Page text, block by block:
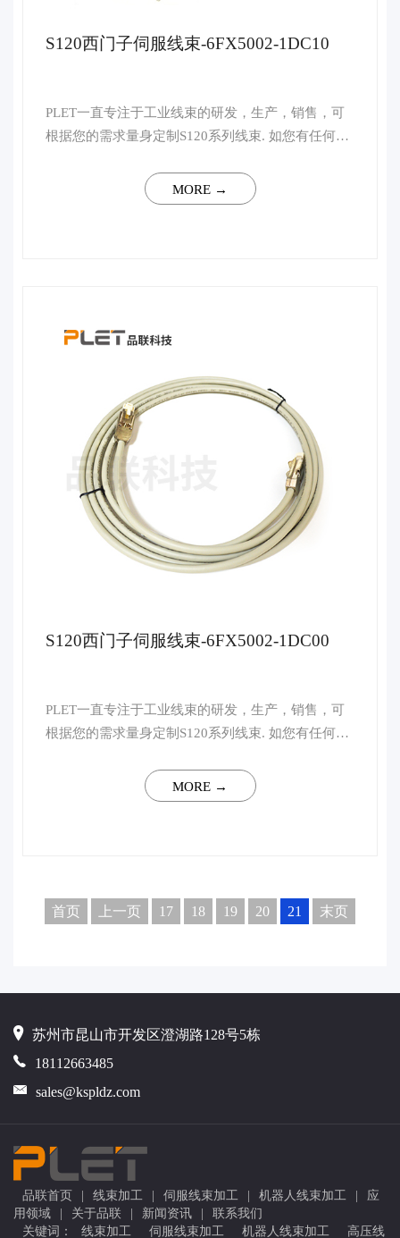
S120西门子伺服线束-6FX5002-1DC10
PLET一直专注于工业线束的研发，生产，销售，可
根据您的需求量身定制S120系列线束. 如您有任何技
级工程师予以一对一解答。 ...
MORE →
S120西门子伺服线束-6FX5002-1DC00
PLET一直专注于工业线束的研发，生产，销售，可
根据您的需求量身定制S120系列线束. 如您有任何技
级工程师予以一对一解答。 ...
MORE →
首页 上一页 17 18 19 20 21 末页
苏州市昆山市开发区澄湖路128号5栋
18112663485
sales@kspldz.com
品联首页 线束加工 伺服线束加工 机器人线束加工
应
用领域
关于品联 新闻资讯
联系我们
关键词：
线束加工 伺服线束加工 机器人线束加工 高压线